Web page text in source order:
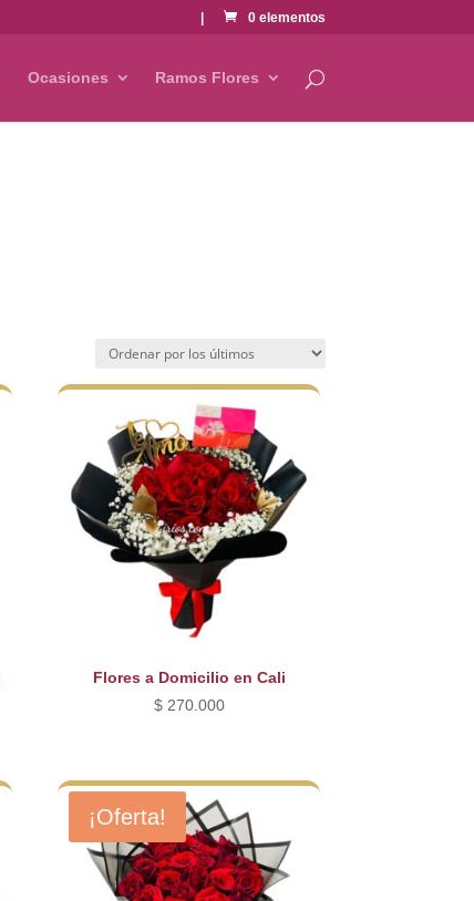
0 elementos
Ocasiones Ramos Flores
Flores a Domicilio en Cali
$270.000
¡Oferta!